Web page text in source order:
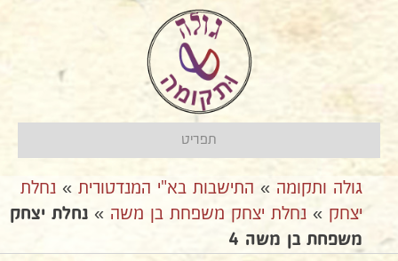
תפריט
גולה ותקומה » התישבות בא"י המנדטורית » נחלת
יצחק » נחלת יצחק משפחת בן משה » נחלת יצחק
משפחת בן משה 4